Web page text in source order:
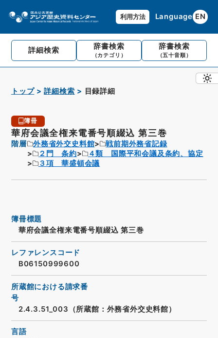
利用方法 Language EN
詳細検索 辞書検索
（カテゴリ）
辞書検索
（五十音順）
トップ 詳細検索 目録詳細
簿冊
華府会議全権来電番号順綴込 第三巻
階層 外務省外交史料館
戦前期外務省記録
２門 条約
４類 国際平和会議及条約、協定
３項 華盛頓会議
簿冊標題
華府会議全権来電番号順綴込 第三巻
レファレンスコード
B06150999600
所蔵館における請求番
号
2.4.3.51_003（所蔵館：外務省外交史料館）
言語